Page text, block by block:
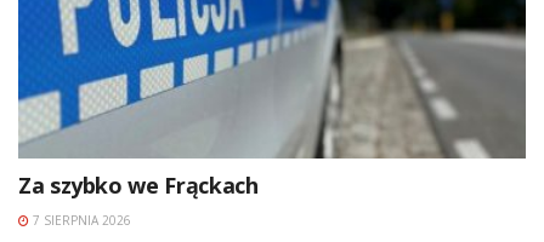
Za szybko we Frąckach
7 SIERPNIA 2026